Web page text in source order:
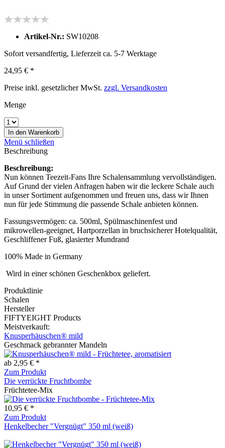
Artikel-Nr.: SW10208
Sofort versandfertig, Lieferzeit ca. 5-7 Werktage
24,95 € *
Preise inkl. gesetzlicher MwSt. zzgl. Versandkosten
Menge
In den Warenkorb
Menü schließen
Beschreibung
Beschreibung:
Nun können Teezeit-Fans Ihre Schalensammlung vervollständigen.
Auf Grund der vielen Anfragen haben wir die leckere Schale auch
in unser Sortiment aufgenommen und freuen uns, dass wir Ihnen
nun für jede Stimmung die passende Schale anbieten können.
Fassungsvermögen: ca. 500ml, Spülmaschinenfest und
mikrowellen-geeignet, Hartporzellan in bruchsicherer Hotelqualität,
Geschliffener Fuß, glasierter Mundrand
100% Made in Germany
Wird in einer schönen Geschenkbox geliefert.
Produktlinie
Schalen
Hersteller
FIFTYEIGHT Products
Meistverkauft:
Knusperhäuschen® mild
Geschmack gebrannter Mandeln
ab 2,95 € *
Zum Produkt
Die verrückte Fruchtbombe
Früchtetee-Mix
10,95 € *
Zum Produkt
Henkelbecher "Vergnügt" 350 ml (weiß)